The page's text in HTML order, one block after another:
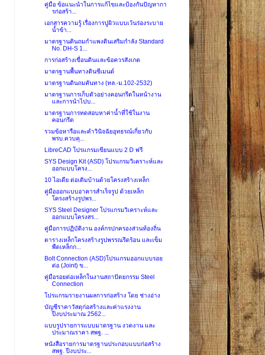
คู่มือ ข้อแนะนำในการแก้ไขและป้องกันปัญหากา
รก่อสร้า...
เอกสารความรู้ เรื่องการปูผิวแบบเว้นร่องระบาย
น้ำข้า...
มาตรฐานดินถมกำแพงดินเสริมกำลัง Standard
No. DH-S 1...
การก่อสร้างเขื่อนดินและข้อควรสังเกต
มาตรฐานพื้นทางดินซีเมนต์
มาตรฐานดินถมคันทาง (ทล.-ม.102-2532)
มาตรฐานการเก็บตัวอย่างคอนกรีตในหน้างาน
และการนำไปบ...
มาตรฐานการทดสอบหาค่าน้ำที่ใช้ในงาน
คอนกรีต
รวมข้อหารือและคำวินิจฉัยอุทธรณ์เกี่ยวกับ
พรบ.ควบคุ...
LibreCAD โปรแกรมเขียนแบบ 2 D ฟรี
SYS Design Kit (ASD) โปรแกรมวิเคราะห์และ
ออกแบบโครง...
10 ไอเดีย ต่อเติมบ้านด้วยโครงสร้างเหล็ก
คู่มือออกแบบอาคารสำเร็จรูป ด้วยเหล็ก
โครงสร้างรูปพร...
SYS Steel Designer โปรแกรมวิเคราะห์และ
ออกแบบโครงสร...
คู่มือการปฏิบัติงาน องค์กรปกครองส่วนท้องถิ่น
ตารางเหล็กโครงสร้างรูปพรรณรีดร้อน และเข็ม
พืดเหล็กก...
Bolt Connection (ASD)โปรแกรมออกแบบรอย
ต่อ (Joint) ข...
คู่มือรอยต่อเหล็กในงานสถาปัตยกรรม Steel
Connection
โปรแกรมรายงานผลการก่อสร้าง โดย ช่างอ่าง
บัญชีราคาวัสดุก่อสร้างและค่าแรงงาน
ปีงบประมาณ 2562...
แบบรูปรายการแบบมาตรฐาน งวดงาน และ
ประมาณราคา สพฐ. ...
หนังสือรายการมาตรฐานประกอบแบบก่อสร้าง
สพฐ. ปีงบประ...